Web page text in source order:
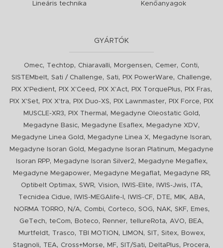
Lineáris technika
Kenőanyagok
GYÁRTÓK
Omec, Techtop, Chiaravalli, Morgensen, Cemer, Conti,
SISTEMbelt, Sati / Challenge, Sati, PIX PowerWare, Challenge,
PIX X'Pedient, PIX X'Ceed , PIX X'Act, PIX TorquePlus, PIX Fras,
PIX X'Set, PIX X'tra, PIX Duo-XS, PIX Lawnmaster, PIX Force,
PIX
MUSCLE-XR3, PIX Thermal , Megadyne Oleostatic Gold ,
Megadyne Basic, Megadyne Esaflex, Megadyne XDV,
Megadyne Linea Gold , Megadyne Linea X, Megadyne Isoran,
Megadyne Isoran Gold , Megadyne Isoran Platinum,
Megadyne
Isoran RPP, Megadyne Isoran Silver2, Megadyne Megaflex,
Megadyne Megapower, Megadyne Megaflat, Megadyne RR,
Optibelt Optimax, SWR, Vision, IWIS-Elite, IWIS-Jwis, ITA,
Tecnidea Cidue, IWIS-MEGAlife-I , IWIS-CF, DTE, MIK, ABA,
NORMA TORRO, N/A, Combi, Corteco, SOG, NAK, SKF, Emes,
GeTech, teCom, Boteco, Renner, tellureRota, AVO, BEA,
Murtfeldt, Trasco, TBI MOTION , LIMON , SIT, Sitex, Bowex,
Stagnoli, TEA, Cross+Morse, MF, SIT/Sati, DeltaPlus, Procera,